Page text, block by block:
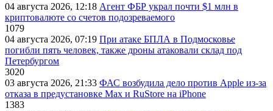
04 августа 2026, 12:18 Агент ФБР украл почти $1 млн в
криптовалюте со счетов подозреваемого
1079
04 августа 2026, 07:19 При атаке БПЛА в Подмосковье
погибли пять человек, также дроны атаковали склад под
Петербургом
3020
03 августа 2026, 21:33 ФАС возбудила дело против Apple из-за
отказа в предустановке Max и RuStore на iPhone
1383